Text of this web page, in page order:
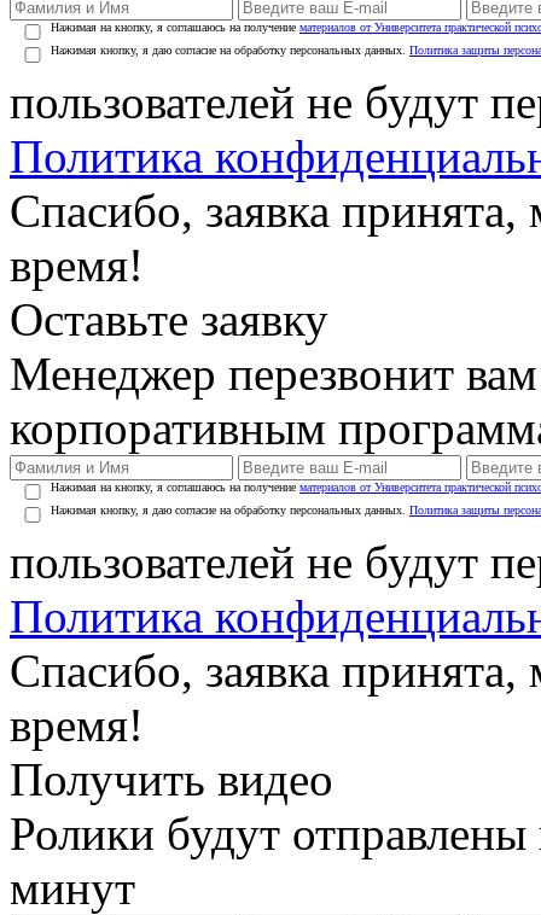
Нажимая на кнопку, я соглашаюсь на получение материалов от Университета практической
Нажимая кнопку, я даю согласие на обработку персональных данных. Политика защиты
пользователей не будут
Политика
Спасибо, заявка
время!
Оставьте заявку
Менеджер перезвонит
корпоративным
Нажимая на кнопку, я соглашаюсь на получение материалов от Университета практической
Нажимая кнопку, я даю согласие на обработку персональных данных. Политика защиты
пользователей не будут
Политика
Спасибо, заявка
время!
Получить видео
Ролики будут
минут